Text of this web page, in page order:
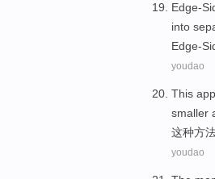
Edge-
into
Edge-
youdao
This
smaller
这种方
youdao